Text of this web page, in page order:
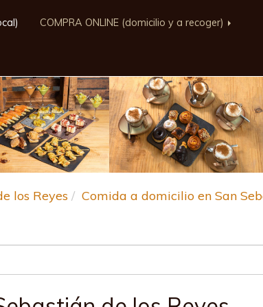
COMPRA ONLINE (domicilio y a recoger)
los Reyes Comida a domicilio en San